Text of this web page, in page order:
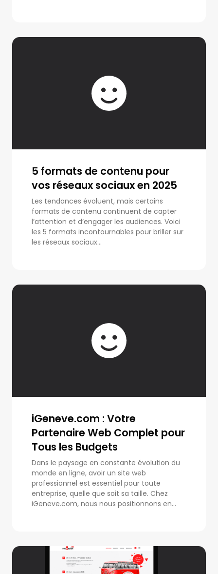
5 formats de contenu pour
vos réseaux sociaux en 2025
Les tendances évoluent, mais certains
formats de contenu continuent de capter
l’attention et d’engager les audiences. Voici
les 5 formats incontournables pour briller sur
les réseaux sociaux...
iGeneve.com : Votre
Partenaire Web Complet pour
Tous les Budgets
Dans le paysage en constante évolution du
monde en ligne, avoir un site web
professionnel est essentiel pour toute
entreprise, quelle que soit sa taille. Chez
iGeneve.com, nous nous positionnons en...